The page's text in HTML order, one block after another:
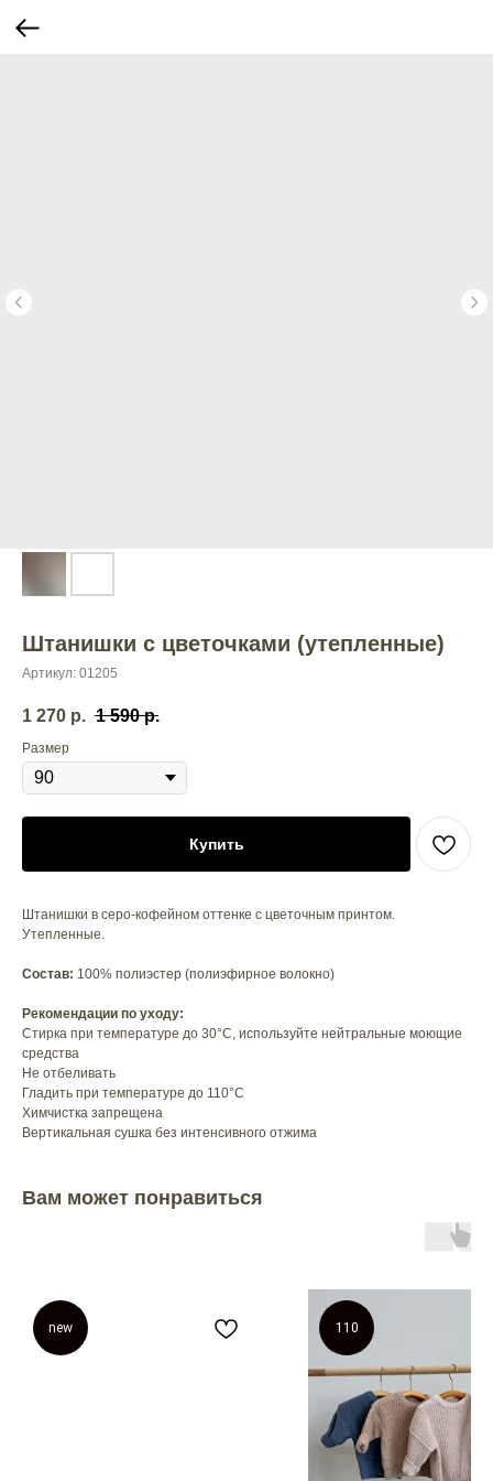
Штанишки с цветочками (утепленные)
Артикул: 01205
1 270 р. 1 590 р.
Размер
Купить
Штанишки в серо-кофейном оттенке с цветочным принтом.
Утепленные.
Состав: 100% полиэстер (полиэфирное волокно)
Рекомендации по уходу:
Стирка при температуре до 30°C, используйте нейтральные моющие
средства
Не отбеливать
Гладить при температуре до 110°C
Химчистка запрещена
Вертикальная сушка без интенсивного отжима
Вам может понравиться
new 110